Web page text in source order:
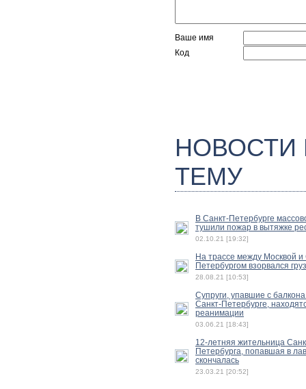
Ваше имя
Код
ТЕМУ
В Санкт-Петербурге
тушили пожар в вытяжке
02.10.21 [19:32]
На трассе между Москвой и
Петербургом взорвался
28.08.21 [10:53]
Супруги, упавшие с балкона
Санкт-Петербурге,
реанимации
03.06.21 [18:43]
12-летняя жительница
Петербурга, попавшая в
скончалась
23.03.21 [20:52]